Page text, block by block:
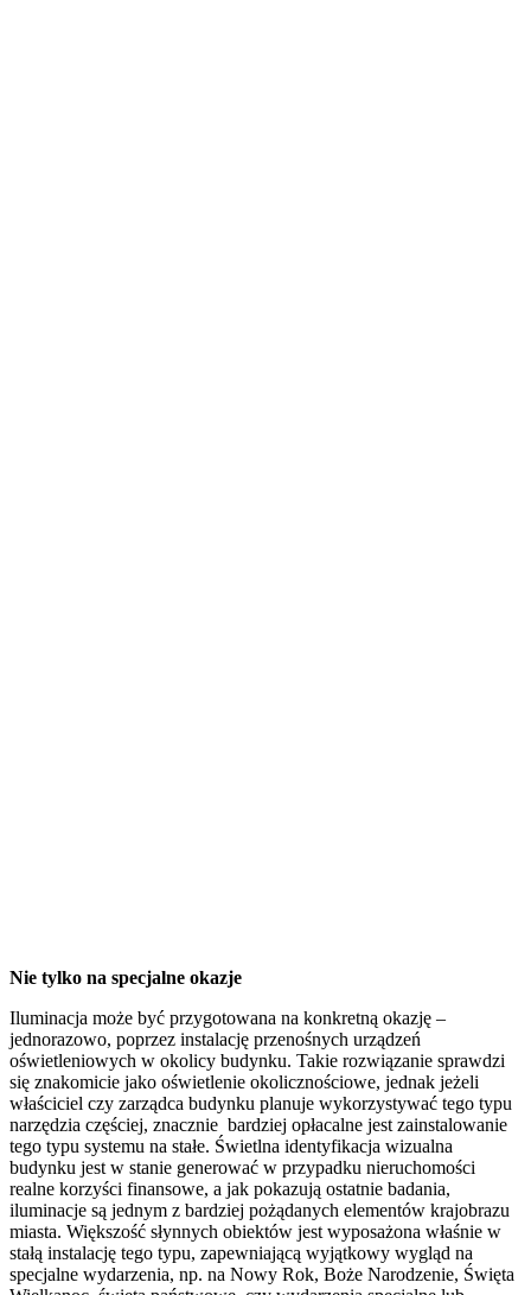
Nie tylko na specjalne okazje
Iluminacja może być przygotowana na konkretną okazję –
jednorazowo, poprzez instalację przenośnych urządzeń
oświetleniowych w okolicy budynku. Takie rozwiązanie sprawdzi
się znakomicie jako oświetlenie okolicznościowe, jednak jeżeli
właściciel czy zarządca budynku planuje wykorzystywać tego typu
narzędzia częściej, znacznie bardziej opłacalne jest zainstalowanie
tego typu systemu na stałe. Świetlna identyfikacja wizualna
budynku jest w stanie generować w przypadku nieruchomości
realne korzyści finansowe, a jak pokazują ostatnie badania,
iluminacje są jednym z bardziej pożądanych elementów krajobrazu
miasta. Większość słynnych obiektów jest wyposażona właśnie w
stałą instalację tego typu, zapewniającą wyjątkowy wygląd na
specjalne wydarzenia, np. na Nowy Rok, Boże Narodzenie, Święta